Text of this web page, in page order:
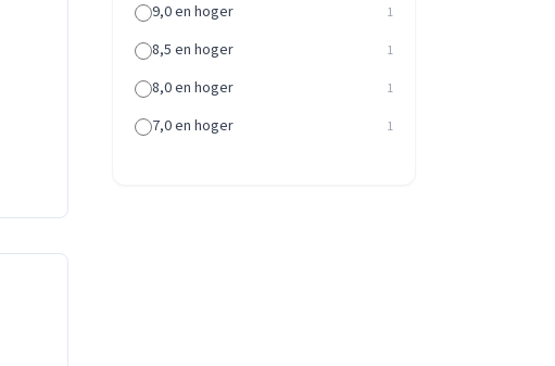
9,0 en hoger
1
8,5 en hoger 1
8,0 en hoger 1
7,0 en hoger 1